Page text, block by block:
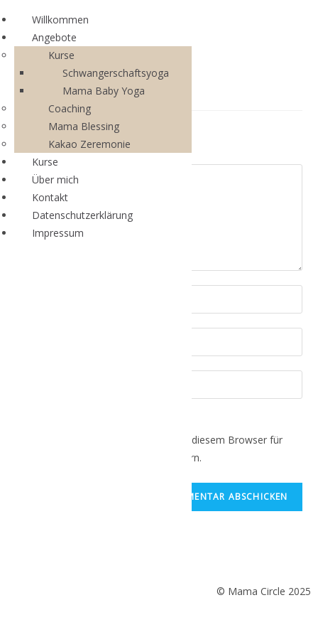
Schreibe einen Kommentar
Name, E-Mail-Adresse und Website in diesem Browser für
meinen nächsten Kommentar speichern.
© Mama Circle 2025
Willkommen
Angebote
Kurse
Schwangerschaftsyoga
Mama Baby Yoga
Coaching
Mama Blessing
Kakao Zeremonie
Kurse
Über mich
Kontakt
Datenschutzerklärung
Impressum